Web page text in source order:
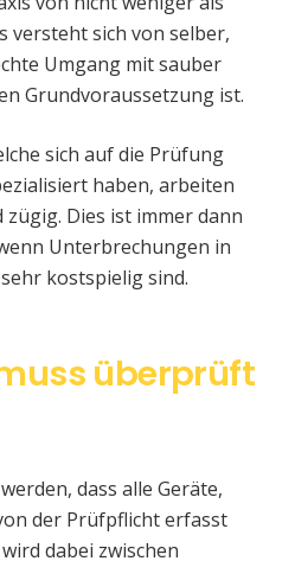
versteht sich von selber,
Umgang mit sauber
Grundvoraussetzung ist.
sich auf die Prüfung
haben, arbeiten
Dies ist immer dann
Unterbrechungen in
kostspielig sind.
überprüft
dass alle Geräte,
der Prüfpflicht erfasst
dabei zwischen